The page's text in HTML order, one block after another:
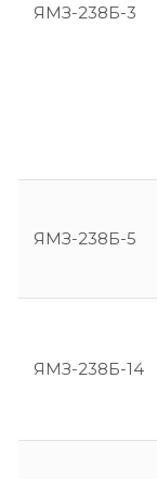
ЯМЗ-238Б-3
ЯМЗ-238Б-5
ЯМЗ-238Б-14